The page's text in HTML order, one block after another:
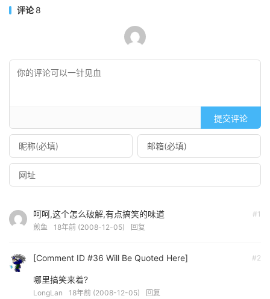
评论8
提交评论
#1
呵呵,这个怎么破解,有点搞笑的味道
煎鱼 18年前 (2008-12-05) 回复
#2
[Comment ID #36 Will Be Quoted Here]
哪里搞笑来着?
LongLan 18年前 (2008-12-05) 回复